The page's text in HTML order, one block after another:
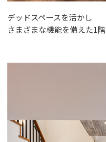
デッドスペースを活かし
さまざまな機能を備えた1階